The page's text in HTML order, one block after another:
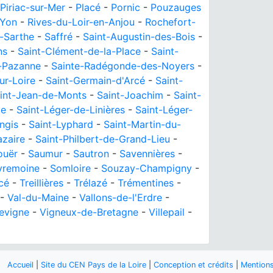
Piriac-sur-Mer - Placé - Pornic - Pouzauges
- Rives-du-Loir-en-Anjou - Rochefort-
Sarthe - Saffré - Saint-Augustin-des-Bois -
- Saint-Clément-de-la-Place - Saint-
- Sainte-Radégonde-des-Noyers -
Loire - Saint-Germain-d'Arcé - Saint-
Jean-de-Monts - Saint-Joachim - Saint-
- Saint-Léger-de-Linières - Saint-Léger-
- Saint-Lyphard - Saint-Martin-du-
- Saint-Philbert-de-Grand-Lieu -
- Saumur - Sautron - Savennières -
- Somloire - Souzay-Champigny -
- Treillières - Trélazé - Trémentines -
Val-du-Maine - Vallons-de-l'Erdre -
- Vigneux-de-Bretagne - Villepail -
Accueil Site du CEN Pays de la Loire Conception et crédits